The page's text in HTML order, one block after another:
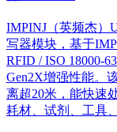
IMPINJ（英频杰）
写器模块，基于
RFID / ISO 18000-
Gen2X增强性能。
离超20米，能快速
耗材、试剂、工具